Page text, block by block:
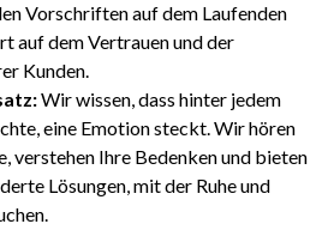
Vorschriften auf dem Laufenden
auf dem Vertrauen und der
Kunden.
Wir wissen, dass hinter jedem
eine Emotion steckt. Wir hören
verstehen Ihre Bedenken und bieten
Lösungen, mit der Ruhe und